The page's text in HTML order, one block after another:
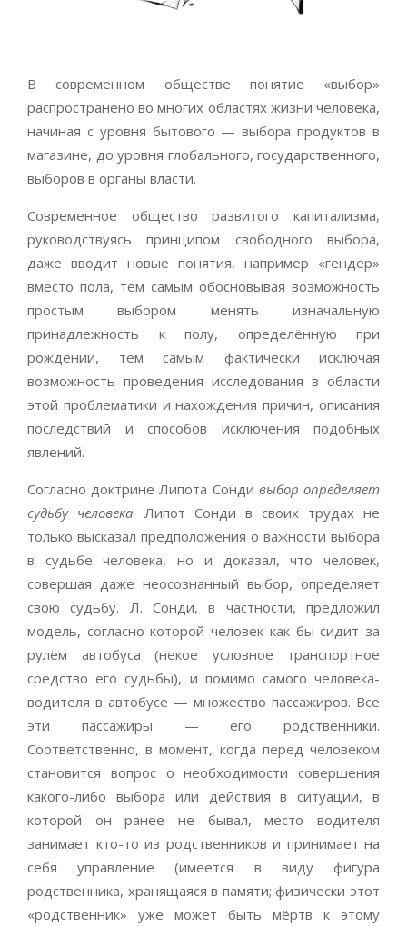
В современном обществе понятие «выбор»
распространено во многих областях жизни человека,
начиная с уровня бытового — выбора продуктов в
магазине, до уровня глобального, государственного,
выборов в органы власти.
Современное общество развитого капитализма,
руководствуясь принципом свободного выбора,
даже вводит новые понятия, например «гендер»
вместо пола, тем самым обосновывая возможность
простым выбором менять изначальную
принадлежность к полу, определённую при
рождении, тем самым фактически исключая
возможность проведения исследования в области
этой проблематики и нахождения причин, описания
последствий и способов исключения подобных
явлений.
Согласно доктрине Липота Сонди выбор определяет
судьбу человека. Липот Сонди в своих трудах не
только высказал предположения о важности выбора
в судьбе человека, но и доказал, что человек,
совершая даже неосознанный выбор, определяет
свою судьбу. Л. Сонди, в частности, предложил
модель, согласно которой человек как бы сидит за
рулём автобуса (некое условное транспортное
средство его судьбы), и помимо самого человека-
водителя в автобусе — множество пассажиров. Все
эти пассажиры — его родственники.
Соответственно, в момент, когда перед человеком
становится вопрос о необходимости совершения
какого-либо выбора или действия в ситуации, в
которой он ранее не бывал, место водителя
занимает кто-то из родственников и принимает на
себя управление (имеется в виду фигура
родственника, хранящаяся в памяти; физически этот
«родственник» уже может быть мёртв к этому